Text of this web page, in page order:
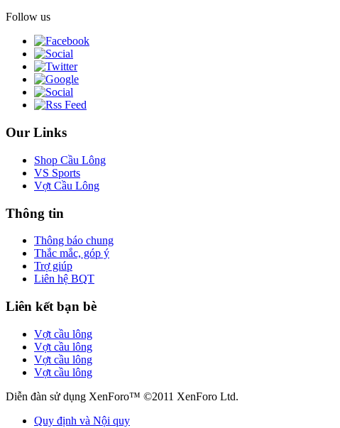
Follow us
Our Links
Shop Cầu Lông
VS Sports
Vợt Cầu Lông
Thông tin
Thông báo chung
Thắc mắc, góp ý
Trợ giúp
Liên hệ BQT
Liên kết bạn bè
Vợt cầu lông
Vợt cầu lông
Vợt cầu lông
Vợt cầu lông
Diễn đàn sử dụng XenForo™ ©2011 XenForo Ltd.
Quy định và Nội quy